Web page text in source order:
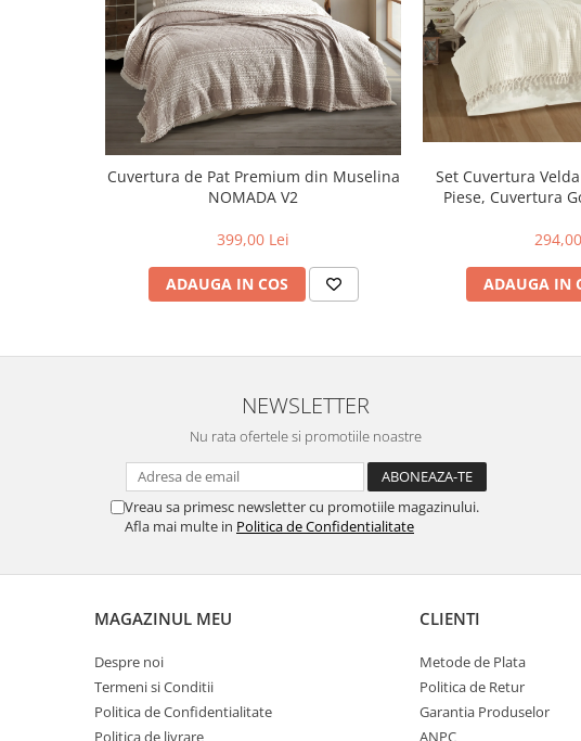
Cuvertura de Pat Premium din Muselina
NOMADA V2
399,00 Lei
ADAUGA IN COS
Set Cuvertura
Piese, Cuvertura
ADAUGA IN
NEWSLETTER
Nu rata ofertele si promotiile noastre
Vreau sa primesc newsletter cu promotiile magazinului.
Afla mai multe in Politica de Confidentialitate
MAGAZINUL MEU
Despre noi
Termeni si Conditii
Politica de Confidentialitate
Politica de livrare
CLIENTI
Metode de Plata
Politica de Retur
Garantia Produselor
ANPC